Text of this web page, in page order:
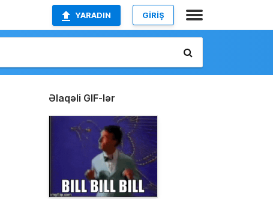
YARADIN GİRİŞ
Əlaqəli GIF-lər